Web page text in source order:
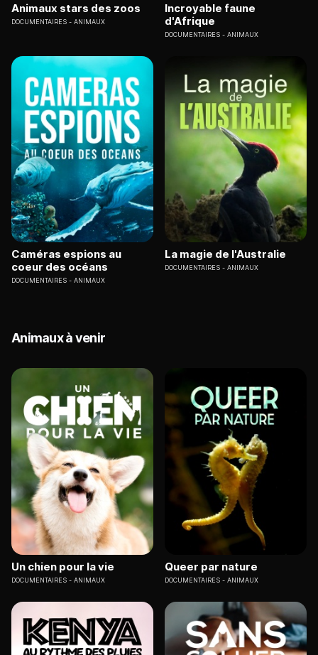
Animaux stars des zoos
DOCUMENTAIRES ANIMAUX
Incroyable faune
d'Afrique
DOCUMENTAIRES ANIMAUX
Caméras espions au
coeur des océans
DOCUMENTAIRES ANIMAUX
La magie de l'Australie
DOCUMENTAIRES ANIMAUX
Animaux à venir
Un chien pour la vie
DOCUMENTAIRES ANIMAUX
Queer par nature
DOCUMENTAIRES ANIMAUX